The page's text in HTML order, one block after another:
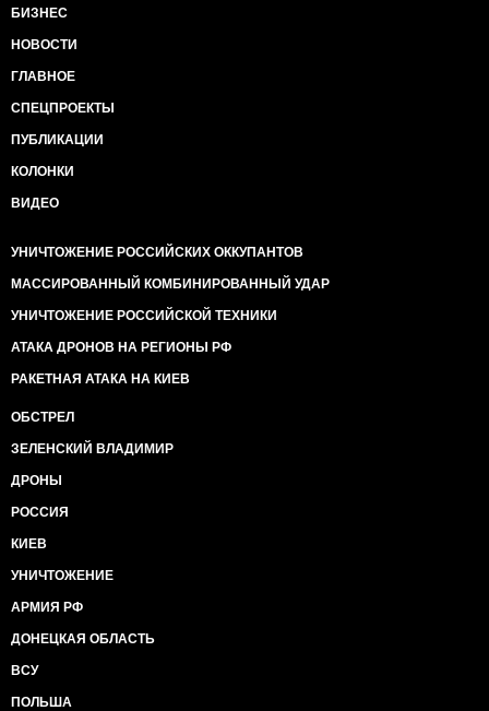
БИЗНЕС
НОВОСТИ
ГЛАВНОЕ
СПЕЦПРОЕКТЫ
ПУБЛИКАЦИИ
КОЛОНКИ
ВИДЕО
УНИЧТОЖЕНИЕ РОССИЙСКИХ ОККУПАНТОВ
МАССИРОВАННЫЙ КОМБИНИРОВАННЫЙ УДАР
УНИЧТОЖЕНИЕ РОССИЙСКОЙ ТЕХНИКИ
АТАКА ДРОНОВ НА РЕГИОНЫ РФ
РАКЕТНАЯ АТАКА НА КИЕВ
ОБСТРЕЛ
ЗЕЛЕНСКИЙ ВЛАДИМИР
ДРОНЫ
РОССИЯ
КИЕВ
УНИЧТОЖЕНИЕ
АРМИЯ РФ
ДОНЕЦКАЯ ОБЛАСТЬ
ВСУ
ПОЛЬША